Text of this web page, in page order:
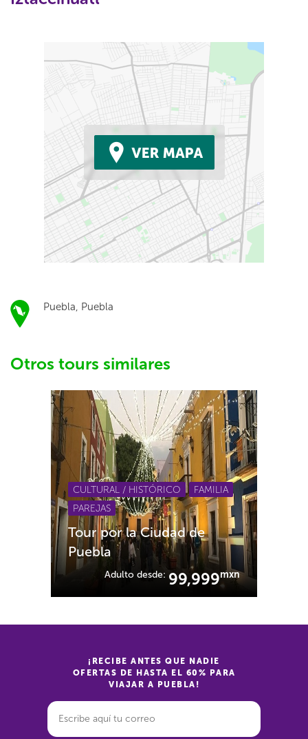
Puebla, Puebla
Otros tours similares
CULTURAL / HISTÓRICO
FAMILIA
PAREJAS
Tour por la Ciudad de
Puebla
Adulto desde: 99,999mxn
¡RECIBE ANTES QUE NADIE
OFERTAS DE HASTA EL 60% PARA
VIAJAR A PUEBLA!